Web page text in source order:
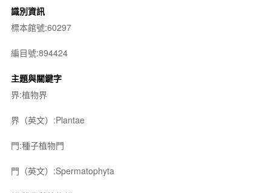
識別資訊
標本館號:60297
編目號:894424
主題與關鍵字
界:植物界
界（英文）:Plantae
門:種子植物門
門（英文）:Spermatophyta